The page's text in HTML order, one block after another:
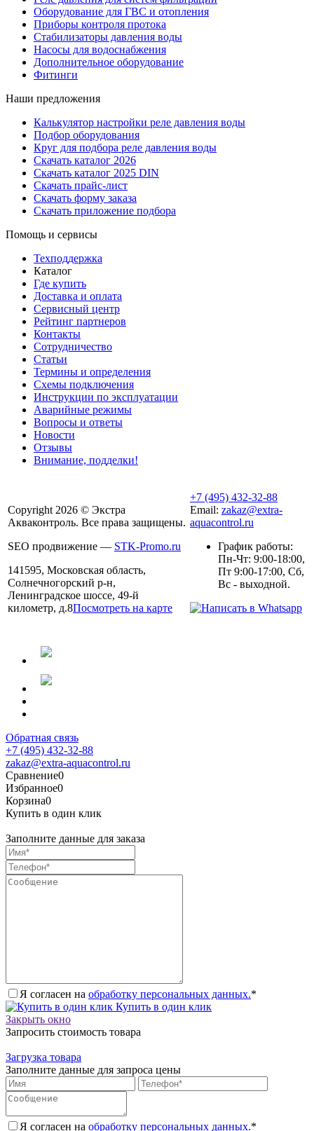
Оборудование для ГВС и отопления
Приборы контроля протока
Стабилизаторы давления воды
Насосы для водоснабжения
Дополнительное оборудование
Фитинги
Наши предложения
Калькулятор настройки реле давления воды
Подбор оборудования
Круг для подбора реле давления воды
Скачать каталог 2026
Скачать каталог 2025 DIN
Скачать прайс-лист
Скачать форму заказа
Скачать приложение подбора
Помощь и сервисы
Техподдержка
Каталог
Где купить
Доставка и оплата
Сервисный центр
Рейтинг партнеров
Контакты
Сотрудничество
Статьи
Термины и определения
Схемы подключения
Инструкции по эксплуатации
Аварийные режимы
Вопросы и ответы
Новости
Отзывы
Внимание, подделки!
Copyright 2026 © Экстра
Акваконтроль. Все права защищены.
SEO продвижение — STK-Promo.ru
141595, Московская область,
Солнечногорский р-н,
Ленинградское шоссе, 49-й
километр, д.8Посмотреть на карте
+7 (495) 432-32-88
Email: zakaz@extra-
aquacontrol.ru
График работы:
Пн-Чт: 9:00-18:00,
Пт 9:00-17:00, Сб,
Вс - выходной.
Обратная связь
+7 (495) 432-32-88
zakaz@extra-aquacontrol.ru
Сравнение0
Избранное0
Корзина0
Купить в один клик
Заполните данные для заказа
Я согласен на обработку персональных данных.*
Купить в один клик
Закрыть окно
Запросить стоимость товара
Загрузка товара
Заполните данные для запроса цены
Я согласен на обработку персональных данных.*